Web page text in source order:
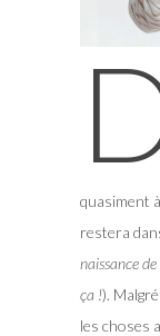
quasiment
restera
naissance
ça !).
les choses